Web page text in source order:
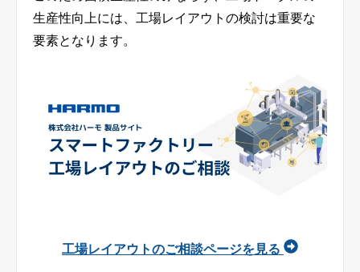
生産性向上には、工場レイアウトの検討は重要な
要素となります。
工場レイアウトのご相談ページを見る